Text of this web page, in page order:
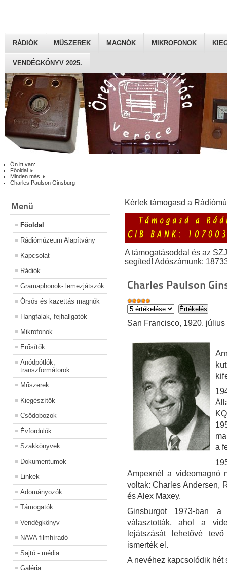
RÁDIÓK MŰSZEREK MAGNÓK MIKROFONOK
VENDÉGKÖNYV 2025.
Ön itt van:
Főoldal
Minden más
Charles Paulson Ginsburg
Menü
Főoldal
Rádiómúzeum Alapítvány
Kapcsolat
Rádiók
Gramaphonok- lemezjátszók
Órsós és kazettás magnók
Hangfalak, fejhallgatók
Mikrofonok
Erősítők
Anódpótlók,
transzformátorok
Műszerek
Kiegészítők
Csődobozok
Évfordulók
Szakkönyvek
Dokumentumok
Linkek
Adományozók
Támogatók
Vendégkönyv
NAVA filmhíradó
Sajtó - média
Galéria
Kérlek támogasd a
A támogatásoddal és az
segíted! Adószámunk:
Charles Paulson
San Francisco, 1920.
a
Ampexnél a videomagnó
voltak: Charles Andersen,
és Alex Maxey.
Ginsburgot 1973-ban
választották, ahol a
lejátszását lehetővé
ismerték el.
A nevéhez kapcsolódik hét